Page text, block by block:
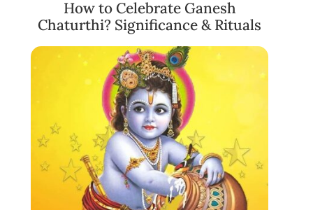
How to Celebrate Ganesh
Chaturthi? Significance & Rituals